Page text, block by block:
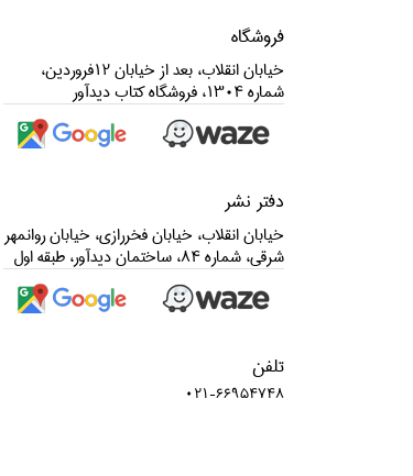
فروشگاه
خيابان انقلاب، بعد از خيابان 12فروردين،
شماره 1304، فروشگاه كتاب ديدآور
دفتر نشر
خيابان انقلاب، خيابان فخررازي، خيابان روانمهر
شرقي، شماره 84، ساختمان ديدآور، طبقه اول
تلفن
021-66954748